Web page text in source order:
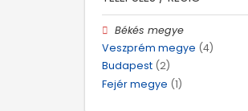
Békés megye
Veszprém megye (4)
Budapest (2)
Fejér megye (1)